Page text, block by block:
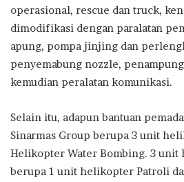
operasional, rescue dan truck,
dimodifikasi dengan paralatan
apung, pompa jinjing dan
penyemabung nozzle,
kemudian peralatan komunikasi.
Selain itu, adapun bantuan
Sinarmas Group berupa 3 unit
Helikopter Water Bombing. 3 unit
berupa 1 unit helikopter Patroli